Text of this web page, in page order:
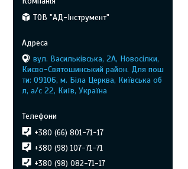
ТОВ "АД-Інструмент"
вул. Васильківська, 2А, Новосілки,
Києво-Святошинський район. Для пош
ти: 09106, м. Біла Церква, Київська об
л, а/с 22, Київ, Україна
+380 (66) 801-71-17
+380 (98) 107-71-71
+380 (98) 082-71-17